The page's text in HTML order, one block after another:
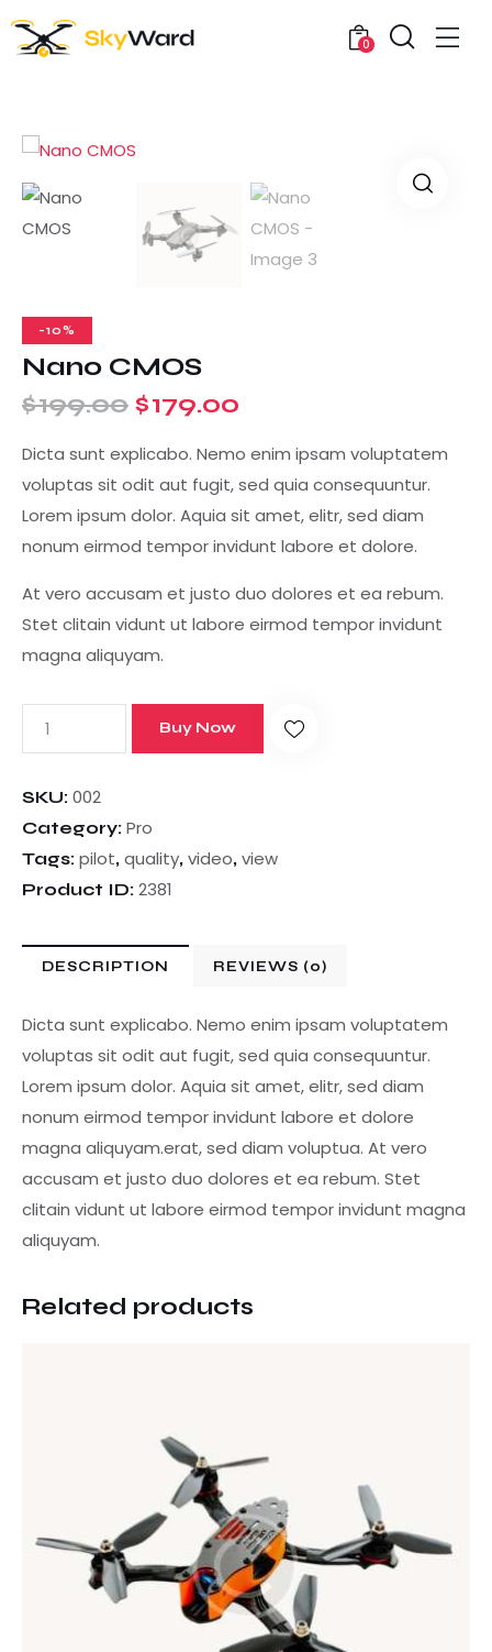
0
-10%
Nano CMOS
$199.00 $179.00
Dicta sunt explicabo. Nemo enim ipsam voluptatem
voluptas sit odit aut fugit, sed quia consequuntur.
Lorem ipsum dolor. Aquia sit amet, elitr, sed diam
nonum eirmod tempor invidunt labore et dolore.
At vero accusam et justo duo dolores et ea rebum.
Stet clitain vidunt ut labore eirmod tempor invidunt
magna aliquyam.
Buy Now
SKU: 002
Category: Pro
Tags: pilot, quality, video, view
Product ID: 2381
DESCRIPTION REVIEWS (0)
Dicta sunt explicabo. Nemo enim ipsam voluptatem
voluptas sit odit aut fugit, sed quia consequuntur.
Lorem ipsum dolor. Aquia sit amet, elitr, sed diam
nonum eirmod tempor invidunt labore et dolore
magna aliquyam.erat, sed diam voluptua. At vero
accusam et justo duo dolores et ea rebum. Stet
clitain vidunt ut labore eirmod tempor invidunt magna
aliquyam.
Related products